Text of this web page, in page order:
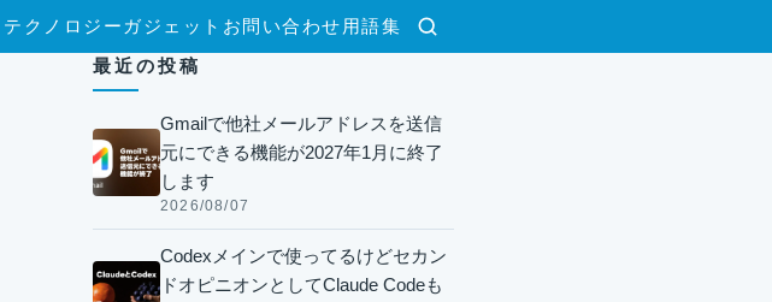
検索
テクノロジー ガジェット お問い合わせ 用語集
最近の投稿
Gmailで他社メールアドレスを送信
元にできる機能が2027年1月に終了
します
2026/08/07
Codexメインで使ってるけどセカン
ドオピニオンとしてClaude Codeも